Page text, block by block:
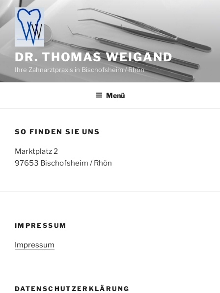
Zum
Inhalt
springen
DR. THOMAS WEIGAND
Ihre Zahnarztpraxis in Bischofsheim / Rhön
Menü
SO FINDEN SIE UNS
Marktplatz 2
97653 Bischofsheim / Rhön
IMPRESSUM
Impressum
DATENSCHUTZERKLÄRUNG